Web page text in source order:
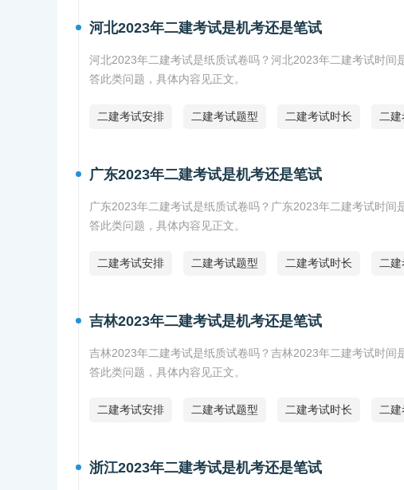
河北2023年二建考试是机考还是笔试
河北2023年二建考试是纸质试卷吗？河北2023年二建考试时
答此类问题，具体内容见正文。
二建考试安排 二建考试题型 二建考试时长 二建
广东2023年二建考试是机考还是笔试
广东2023年二建考试是纸质试卷吗？广东2023年二建考试时
答此类问题，具体内容见正文。
二建考试安排 二建考试题型 二建考试时长 二建
吉林2023年二建考试是机考还是笔试
吉林2023年二建考试是纸质试卷吗？吉林2023年二建考试时
答此类问题，具体内容见正文。
二建考试安排 二建考试题型 二建考试时长 二建
浙江2023年二建考试是机考还是笔试